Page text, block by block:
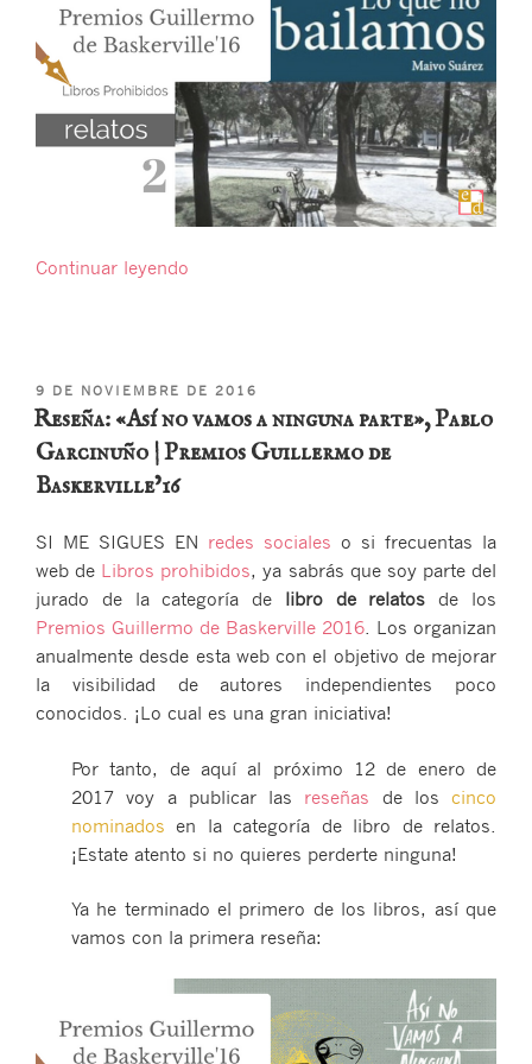
Continuar leyendo
bailamos»,
Maivo
|
de
Baskerville’16″
PUBLICADO
EL
9 DE NOVIEMBRE DE 2016
Reseña: «Así no vamos a ninguna parte», Pablo
Garcinuño | Premios Guillermo de
Baskerville’16
SI ME SIGUES EN redes sociales o si frecuentas la
web de Libros prohibidos, ya sabrás que soy parte del
jurado de la categoría de libro de relatos de los
Premios Guillermo de Baskerville 2016. Los organizan
anualmente desde esta web con el objetivo de mejorar
la visibilidad de autores independientes poco
conocidos. ¡Lo cual es una gran iniciativa!
Por tanto, de aquí al próximo 12 de enero de
2017 voy a publicar las reseñas de los cinco
nominados en la categoría de libro de relatos.
¡Estate atento si no quieres perderte ninguna!
Ya he terminado el primero de los libros, así que
vamos con la primera reseña: